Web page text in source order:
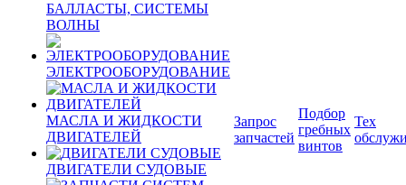
БАЛЛАСТЫ, СИСТЕМЫ
ВОЛНЫ
ЭЛЕКТРООБОРУДОВАНИЕ
МАСЛА И ЖИДКОСТИ
ДВИГАТЕЛЕЙ
ДВИГАТЕЛИ СУДОВЫЕ
Запрос
запчастей
Подбор
гребных
винтов
Тех